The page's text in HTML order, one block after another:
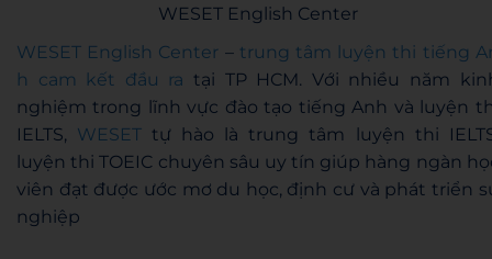
WESET English Center
WESET English Center – trung tâm luyện thi tiếng
h cam kết đầu ra tại TP HCM. Với nhiều năm
nghiệm trong lĩnh vực đào tạo tiếng Anh và luyện
IELTS, WESET tự hào là trung tâm luyện thi
luyện thi TOEIC chuyên sâu uy tín giúp hàng ngàn
viên đạt được ước mơ du học, định cư và phát triển
nghiệp